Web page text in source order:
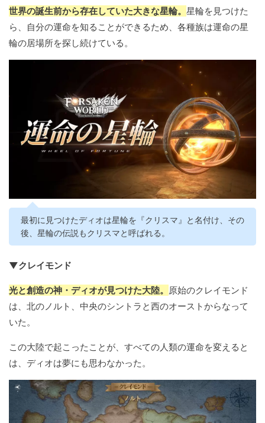
世界の誕生前から存在していた大きな星輪。 星輪を見つけた
ら、自分の運命を知ることができるため、各種族は運命の星
輪の居場所を探し続けている。
最初に見つけたディオは星輪を『クリスマ』と名付け、その
後、星輪の伝説もクリスマと呼ばれる。
▼クレイモンド
光と創造の神・ディオが見つけた大陸。
原始のクレイモンド
は、北のノルト、中央のシントラと西のオーストからなって
いた。
この大陸で起こったことが、すべての人類の運命を変えると
は、ディオは夢にも思わなかった。